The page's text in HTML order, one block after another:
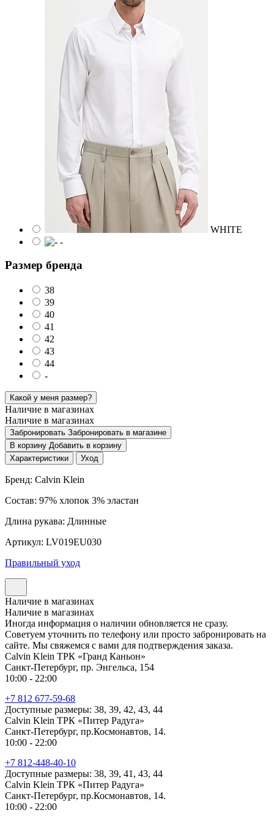
WHITE
-
Размер бренда
38
39
40
41
42
43
44
-
Какой у меня размер?
Наличие в магазинах
Наличие в магазинах
Забронировать Забронировать в магазине
В корзину Добавить в корзину
Характеристики
Уход
Бренд: Calvin Klein
Состав: 97% хлопок 3% эластан
Длина рукава: Длинные
Артикул: LV019EU030
Правильный уход
Наличие в магазинах
Наличие в магазинах
Иногда информация о наличии обновляется не сразу.
Советуем уточнить по телефону или просто забронировать на
сайте. Мы свяжемся с вами для подтверждения заказа.
Calvin Klein ТРК «Гранд Каньон»
Санкт-Петербург, пр. Энгельса, 154
10:00 - 22:00
+7 812 677-59-68
Доступные размеры: 38, 39, 42, 43, 44
Calvin Klein ТРК «Питер Радуга»
Санкт-Петербург, пр.Космонавтов, 14.
10:00 - 22:00
+7 812-448-40-10
Доступные размеры: 38, 39, 41, 43, 44
Calvin Klein ТРК «Питер Радуга»
Санкт-Петербург, пр.Космонавтов, 14.
10:00 - 22:00